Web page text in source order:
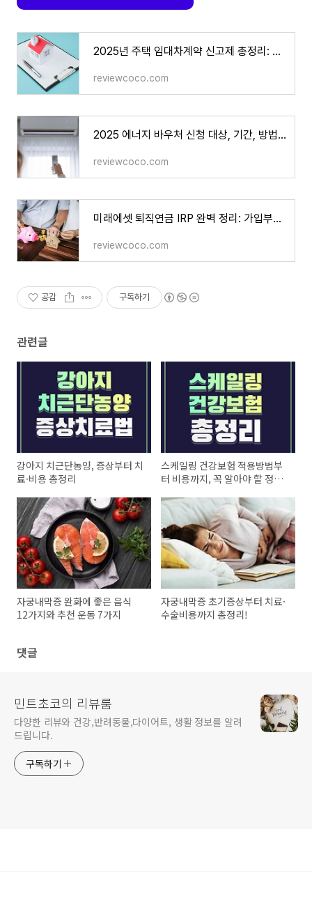
2025년 주택 임대차계약 신고제 총정리: 신고방법, 절차, 예외사항 알아보기
reviewcoco.com
2025 에너지 바우처 신청 대상, 기간, 방법부터 사용기간까지 한눈에 정리!
reviewcoco.com
미래에셋 퇴직연금 IRP 완벽 정리: 가입부터 수령, 해지 방법까지 한 번에 이해하기
reviewcoco.com
공감 구독하기
관련글
강아지 치근단농양, 증상부터 치
료·비용 총정리
스케일링 건강보험 적용방법부
터 비용까지, 꼭 알아야 할 정보
자궁내막증 완화에 좋은 음식
12가지와 추천 운동 7가지
자궁내막증 초기증상부터 치료·
수술비용까지 총정리!
댓글
민트초코의 리뷰룸
다양한 리뷰와 건강,반려동물,다이어트, 생활 정보를 알려
드립니다.
구독하기